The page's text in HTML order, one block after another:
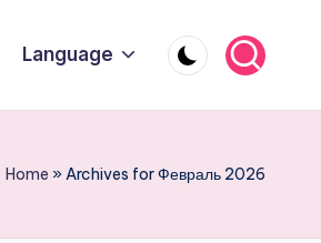
Language
Home »Archives for Февраль 2026